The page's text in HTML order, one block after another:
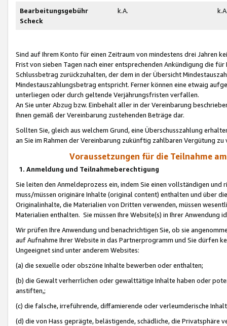
Bearbeitungsgebühr
Scheck
k.A.
Sind auf Ihrem Konto für einen Zeitraum von mindestens drei Jahren
Frist von sieben Tagen nach einer entsprechenden Ankündigung die
Schlussbetrag zurückzuhalten, der dem in der Übersicht
Mindestauszahlungsbetrag entspricht. Ferner können eine etwaig
unterliegen oder durch geltende Verjährungsfristen verfallen.
An Sie unter Abzug bzw. Einbehalt aller in der Vereinbarung
Ihnen gemäß der Vereinbarung zustehenden Beträge dar.
Sollten Sie, gleich aus welchem Grund, eine Überschusszahlung
an Sie im Rahmen der Vereinbarung zukünftig zahlbaren Vergütung zu
Voraussetzungen für die Teilnahme
1. Anmeldung und Teilnahmeberechtigung
Sie leiten den Anmeldeprozess ein, indem Sie einen vollständigen
muss/müssen originäre Inhalte (original content) enthalten und über
Originalinhalte, die Materialien von Dritten verwenden, müssen
Materialien enthalten. Sie müssen Ihre Website(s) in Ihrer Anwendung
Wir prüfen Ihre Anwendung und benachrichtigen Sie, ob sie
auf Aufnahme Ihrer Website in das Partnerprogramm und Sie dürfen
Ungeeignet sind unter anderem Websites:
(a) die sexuelle oder obszöne Inhalte bewerben oder enthalten;
(b) die Gewalt verherrlichen oder gewalttätige Inhalte haben oder
anstiften,;
(c) die falsche, irreführende, diffamierende oder verleumderische
(d) die von Hass geprägte, belästigende, schädliche, die Privatsphäre